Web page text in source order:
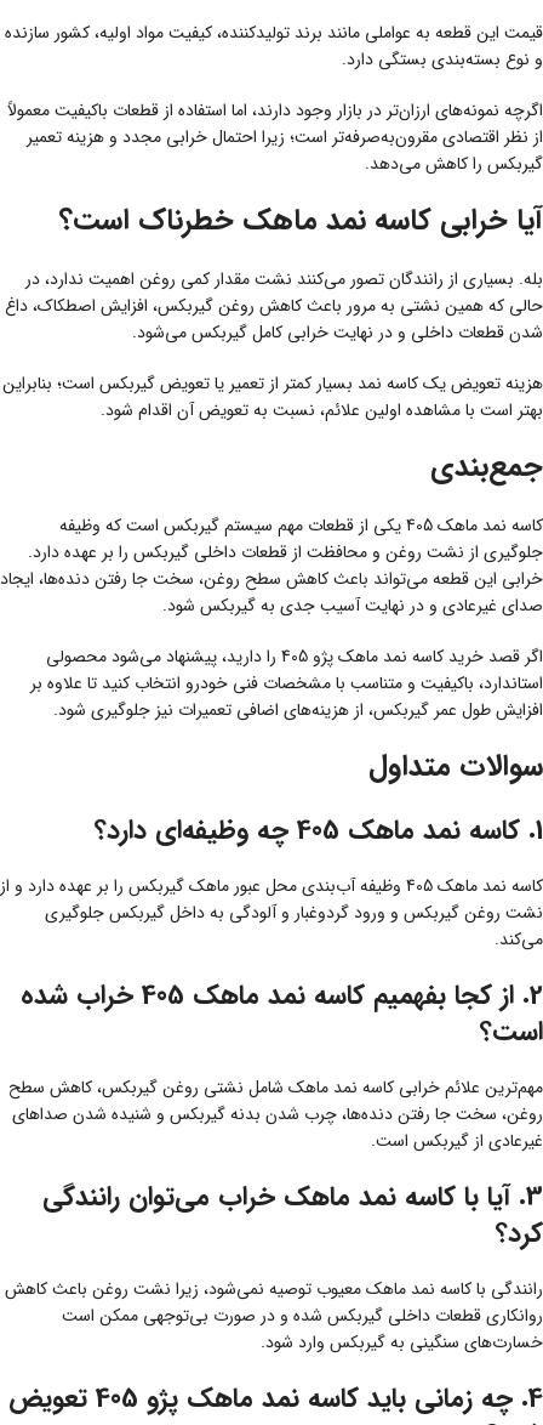
قیمت این قطعه به عواملی مانند برند تولیدکننده، کیفیت مواد اولیه، کشور سازنده
و نوع بسته‌بندی بستگی دارد.
اگرچه نمونه‌های ارزان‌تر در بازار وجود دارند، اما استفاده از قطعات باکیفیت معمولاً
از نظر اقتصادی مقرون‌به‌صرفه‌تر است؛ زیرا احتمال خرابی مجدد و هزینه تعمیر
گیربکس را کاهش می‌دهد.
آیا خرابی کاسه نمد ماهک خطرناک است؟
بله. بسیاری از رانندگان تصور می‌کنند نشت مقدار کمی روغن اهمیت ندارد، در
حالی که همین نشتی به مرور باعث کاهش روغن گیربکس، افزایش اصطکاک، داغ
شدن قطعات داخلی و در نهایت خرابی کامل گیربکس می‌شود.
هزینه تعویض یک کاسه نمد بسیار کمتر از تعمیر یا تعویض گیربکس است؛ بنابراین
بهتر است با مشاهده اولین علائم، نسبت به تعویض آن اقدام شود.
جمع‌بندی
کاسه نمد ماهک 405 یکی از قطعات مهم سیستم گیربکس است که وظیفه
جلوگیری از نشت روغن و محافظت از قطعات داخلی گیربکس را بر عهده دارد.
خرابی این قطعه می‌تواند باعث کاهش سطح روغن، سخت جا رفتن دنده‌ها، ایجاد
صدای غیرعادی و در نهایت آسیب جدی به گیربکس شود.
اگر قصد خرید کاسه نمد ماهک پژو 405 را دارید، پیشنهاد می‌شود محصولی
استاندارد، باکیفیت و متناسب با مشخصات فنی خودرو انتخاب کنید تا علاوه بر
افزایش طول عمر گیربکس، از هزینه‌های اضافی تعمیرات نیز جلوگیری شود.
سوالات متداول
1. کاسه نمد ماهک 405 چه وظیفه‌ای دارد؟
کاسه نمد ماهک 405 وظیفه آب‌بندی محل عبور ماهک گیربکس را بر عهده دارد و از
نشت روغن گیربکس و ورود گردوغبار و آلودگی به داخل گیربکس جلوگیری
می‌کند.
2. از کجا بفهمیم کاسه نمد ماهک 405 خراب شده
است؟
مهم‌ترین علائم خرابی کاسه نمد ماهک شامل نشتی روغن گیربکس، کاهش سطح
روغن، سخت جا رفتن دنده‌ها، چرب شدن بدنه گیربکس و شنیده شدن صداهای
غیرعادی از گیربکس است.
3. آیا با کاسه نمد ماهک خراب می‌توان رانندگی
کرد؟
رانندگی با کاسه نمد ماهک معیوب توصیه نمی‌شود، زیرا نشت روغن باعث کاهش
روانکاری قطعات داخلی گیربکس شده و در صورت بی‌توجهی ممکن است
خسارت‌های سنگینی به گیربکس وارد شود.
4. چه زمانی باید کاسه نمد ماهک پژو 405 تعویض